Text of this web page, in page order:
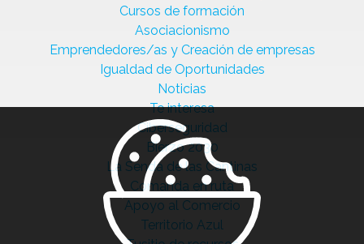
Cursos de formación
Asociacionismo
Emprendedores/as y Creación de empresas
Igualdad de Oportunidades
Noticias
Te interesa
Ciberseguridad
Bierzo 2030
La Senda de las Cantinas
Comanda en ruta
Apoyo al Comercio
Territorio Azul